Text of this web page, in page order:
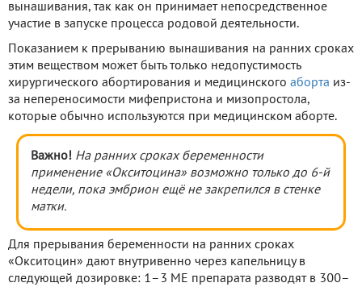
вынашивания, так как он принимает непосредственное
участие в запуске процесса родовой деятельности.
Показанием к прерыванию вынашивания на ранних сроках
этим веществом может быть только недопустимость
хирургического абортирования и медицинского аборта из-
за непереносимости мифепристона и мизопростола,
которые обычно используются при медицинском аборте.
Важно! На ранних сроках беременности
применение «Окситоцина» возможно только до 6-й
недели, пока эмбрион ещё не закрепился в стенке
матки.
Для прерывания беременности на ранних сроках
«Окситоцин» дают внутривенно через капельницу в
следующей дозировке: 1–3 МЕ препарата разводят в 300–